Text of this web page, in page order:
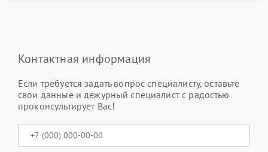
Контактная информация
Если требуется задать вопрос специалисту, оставьте
свои данные и дежурный специалист с радостью
проконсультирует Вас!